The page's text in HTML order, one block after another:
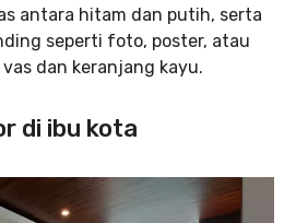
antara hitam dan putih, serta
seperti foto, poster, atau
dan keranjang kayu.
di ibu kota